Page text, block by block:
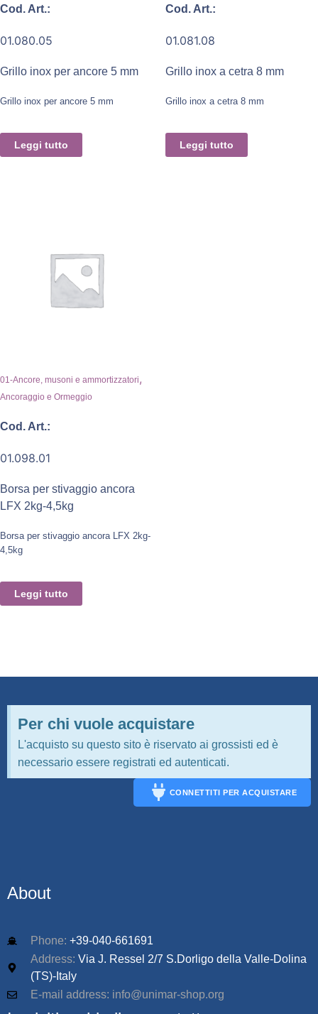
Cod. Art.:
01.080.05
Grillo inox per ancore 5 mm
Grillo inox per ancore 5 mm
Leggi tutto
Cod. Art.:
01.081.08
Grillo inox a cetra 8 mm
Grillo inox a cetra 8 mm
Leggi tutto
01-Ancore, musoni e ammortizzatori,
Ancoraggio e Ormeggio
Cod. Art.:
01.098.01
Borsa per stivaggio ancora
LFX 2kg-4,5kg
Borsa per stivaggio ancora LFX 2kg-
4,5kg
Leggi tutto
Per chi vuole acquistare
L'acquisto su questo sito è riservato ai grossisti ed è
necessario essere registrati ed autenticati.
CONNETTITI PER ACQUISTARE
About
Phone: +39-040-661691
Address: Via J. Ressel 2/7 S.Dorligo della Valle-Dolina
(TS)-Italy
E-mail address: info@unimar-shop.org